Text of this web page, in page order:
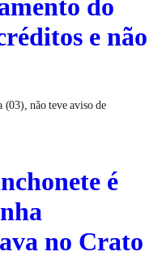
e não
(03), não teve aviso de
é
no Crato